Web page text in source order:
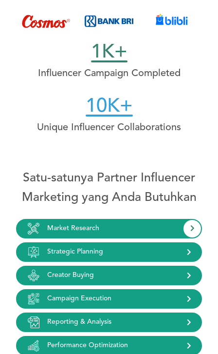
1K+
Influencer Campaign Completed
10K+
Unique Influencer Collaborations
Satu-satunya Partner Influencer
Marketing yang Anda Butuhkan
Market Research
Strategic Planning
Creator Buying
Campaign Execution
Reporting & Analysis
Performance Optimization